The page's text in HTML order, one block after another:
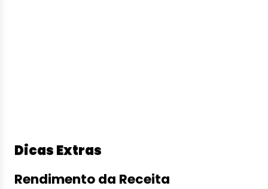
Dicas Extras
Rendimento da Receita